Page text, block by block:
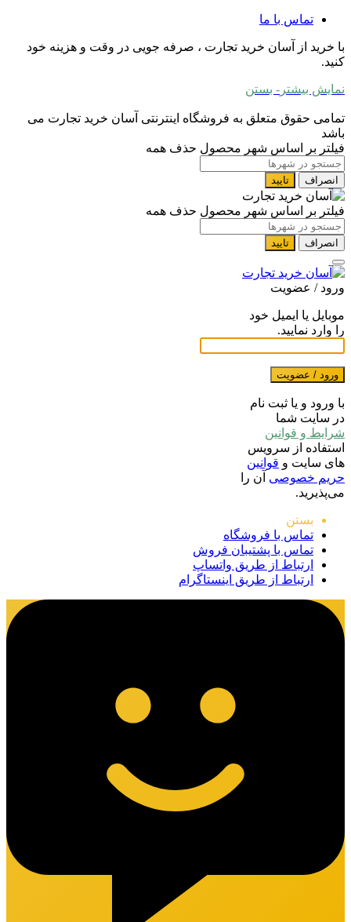
تماس با ما
با خرید از آسان خرید تجارت ، صرفه جویی در وقت و هزینه خود
کنید.
نمایش بیشتر - بستن
تمامی حقوق متعلق به فروشگاه اینترنتی آسان خرید تجارت می
باشد
فیلتر بر اساس شهر محصول حذف همه
انصراف تایید
فیلتر بر اساس شهر محصول حذف همه
انصراف تایید
ورود / عضویت
موبایل یا ایمیل خود
را وارد نمایید.
ورود / عضویت
با ورود و یا ثبت نام
در سایت شما
شرایط و قوانین
استفاده از سرویس
های سایت و قوانین
حریم خصوصی آن را
می‌پذیرید.
بستن
تماس با فروشگاه
تماس با پشتیبان فروش
ارتباط از طریق واتساپ
ارتباط از طریق اینستاگرام